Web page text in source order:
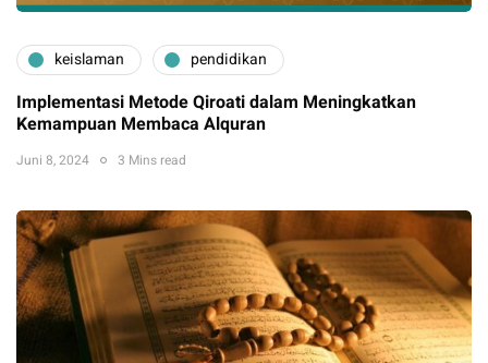
keislaman pendidikan
Implementasi Metode Qiroati dalam Meningkatkan
Kemampuan Membaca Alquran
Juni 8, 2024 3 Mins read